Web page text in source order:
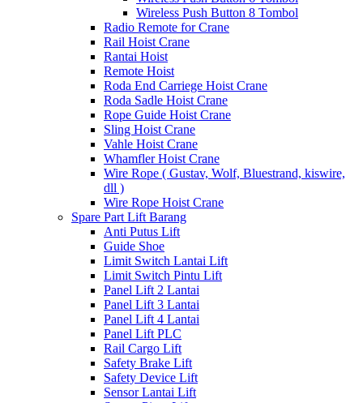
Wireless Push Button 8 Tombol
Radio Remote for Crane
Rail Hoist Crane
Rantai Hoist
Remote Hoist
Roda End Carriege Hoist Crane
Roda Sadle Hoist Crane
Rope Guide Hoist Crane
Sling Hoist Crane
Vahle Hoist Crane
Whamfler Hoist Crane
Wire Rope ( Gustav, Wolf, Bluestrand, kiswire,
dll )
Wire Rope Hoist Crane
Spare Part Lift Barang
Anti Putus Lift
Guide Shoe
Limit Switch Lantai Lift
Limit Switch Pintu Lift
Panel Lift 2 Lantai
Panel Lift 3 Lantai
Panel Lift 4 Lantai
Panel Lift PLC
Rail Cargo Lift
Safety Brake Lift
Safety Device Lift
Sensor Lantai Lift